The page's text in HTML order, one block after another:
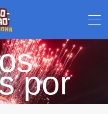
por